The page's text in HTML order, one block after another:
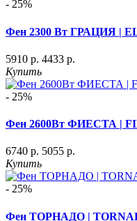
- 25%
Фен 2300 Вт ГРАЦИЯ |
5910 р. 4433 р.
Купить
- 25%
Фен 2600Вт ФИЕСТА |
6740 р. 5055 р.
Купить
- 25%
Фен ТОРНАДО |